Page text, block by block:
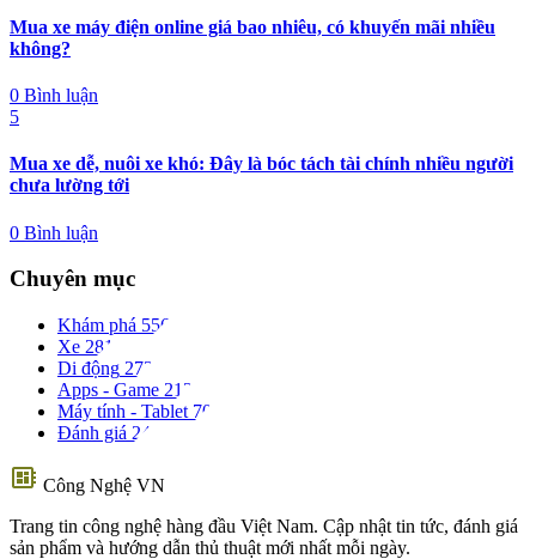
Mua xe máy điện online giá bao nhiêu, có khuyến mãi nhiều
không?
0 Bình luận
5
Mua xe dễ, nuôi xe khó: Đây là bóc tách tài chính nhiều người
chưa lường tới
0 Bình luận
Chuyên mục
Khám phá 556
Xe 281
Di động 273
Apps - Game 212
Máy tính - Tablet 70
Đánh giá 24
developer_board Công Nghệ VN
Trang tin công nghệ hàng đầu Việt Nam. Cập nhật tin tức, đánh giá
sản phẩm và hướng dẫn thủ thuật mới nhất mỗi ngày.